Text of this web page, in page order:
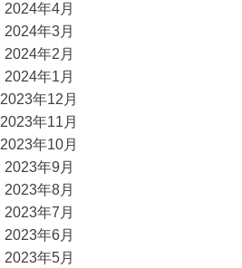
2024年4月
2024年3月
2024年2月
2024年1月
2023年12月
2023年11月
2023年10月
2023年9月
2023年8月
2023年7月
2023年6月
2023年5月